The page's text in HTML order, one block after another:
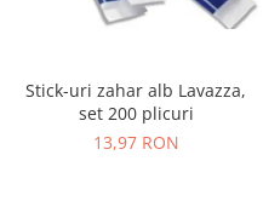
Stick-uri zahar alb Lavazza,
set 200 plicuri
13,97 RON